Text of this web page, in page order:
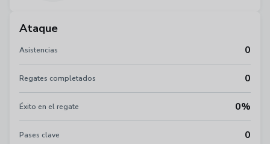
Ataque
Asistencias 0
Regates completados 0
Éxito en el regate 0%
Pases clave 0